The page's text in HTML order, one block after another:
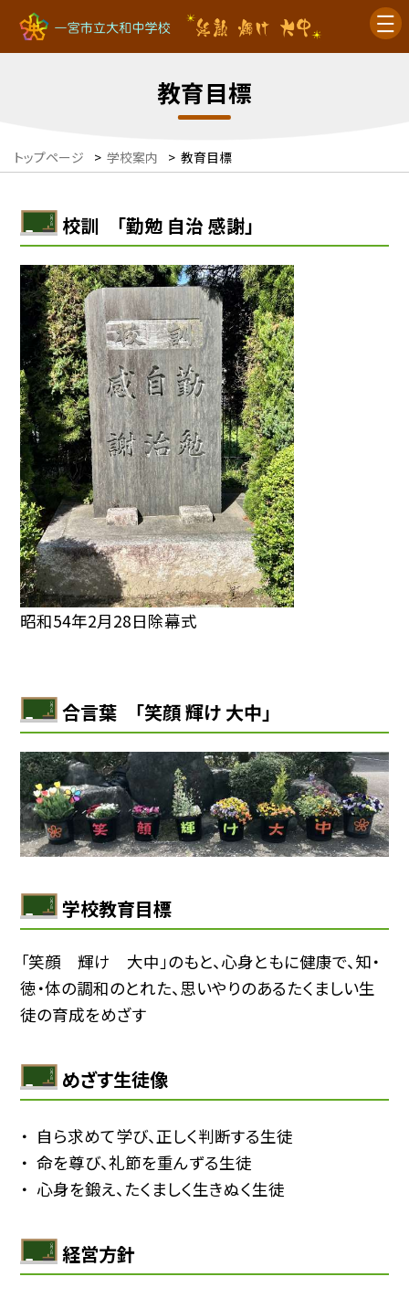
教育目標
トップページ > 学校案内 > 教育目標
校訓 「勤勉 自治 感謝」
昭和54年2月28日除幕式
合言葉 「笑顔 輝け 大中」
学校教育目標
「笑顔 輝け 大中」のもと、心身ともに健康で、知・
徳・体の調和のとれた、思いやりのあるたくましい生
徒の育成をめざす
めざす生徒像
自ら求めて学び、正しく判断する生徒
命を尊び、礼節を重んずる生徒
心身を鍛え、たくましく生きぬく生徒
経営方針